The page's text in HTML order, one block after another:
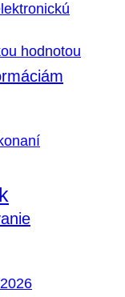
hodnotou